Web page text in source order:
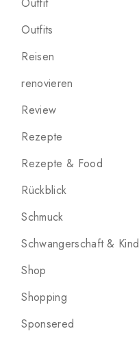
Outfits
Reisen
renovieren
Review
Rezepte
Rezepte & Food
Rückblick
Schmuck
Schwangerschaft & Kind
Shop
Shopping
Sponsered